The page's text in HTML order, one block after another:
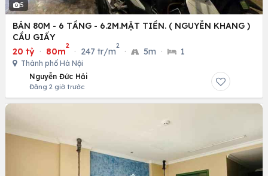
5
BÁN 80M - 6 TẦNG - 6.2M.MẶT TIỀN. ( NGUYỄN KHANG )
CẦU GIẤY
20 tỷ · 80m
2
· 247 tr/m
2
· 5m · 1
Thành phố Hà Nội
Nguyễn Đức Hải
Đăng 2 giờ trước